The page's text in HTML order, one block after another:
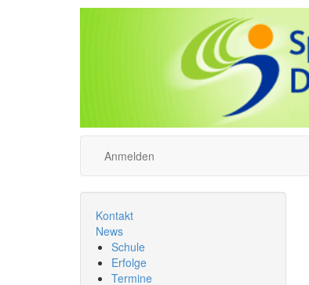
Anmelden
Kontakt
News
Schule
Erfolge
Termine